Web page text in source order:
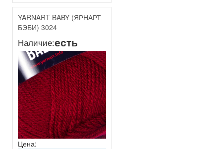
YARNART BABY (ЯРНАРТ
БЭБИ) 3024
Наличие:есть
Цена: